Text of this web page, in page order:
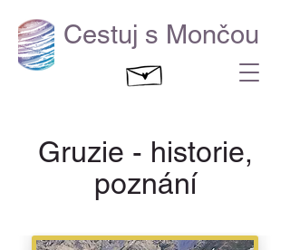
Cestuj s Mončou
Gruzie - historie,
poznání